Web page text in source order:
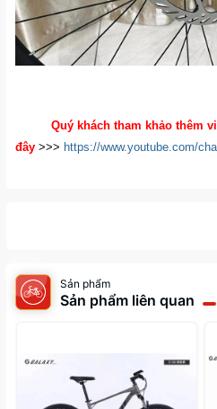
Quý khách tham khảo thêm
đây >>> https://www.youtube.com/
Sản phẩm
Sản phẩm liên quan